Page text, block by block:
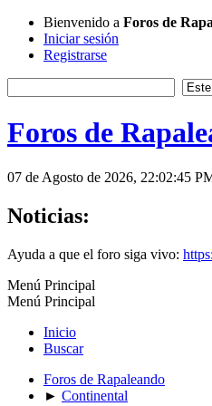
Bienvenido a Foros de
Iniciar sesión
Registrarse
Foros de
07 de Agosto de 2026, 22:02:45
Noticias:
Ayuda a que el foro siga vivo:
Menú Principal
Menú Principal
Inicio
Buscar
Foros de Rapaleando
► Continental